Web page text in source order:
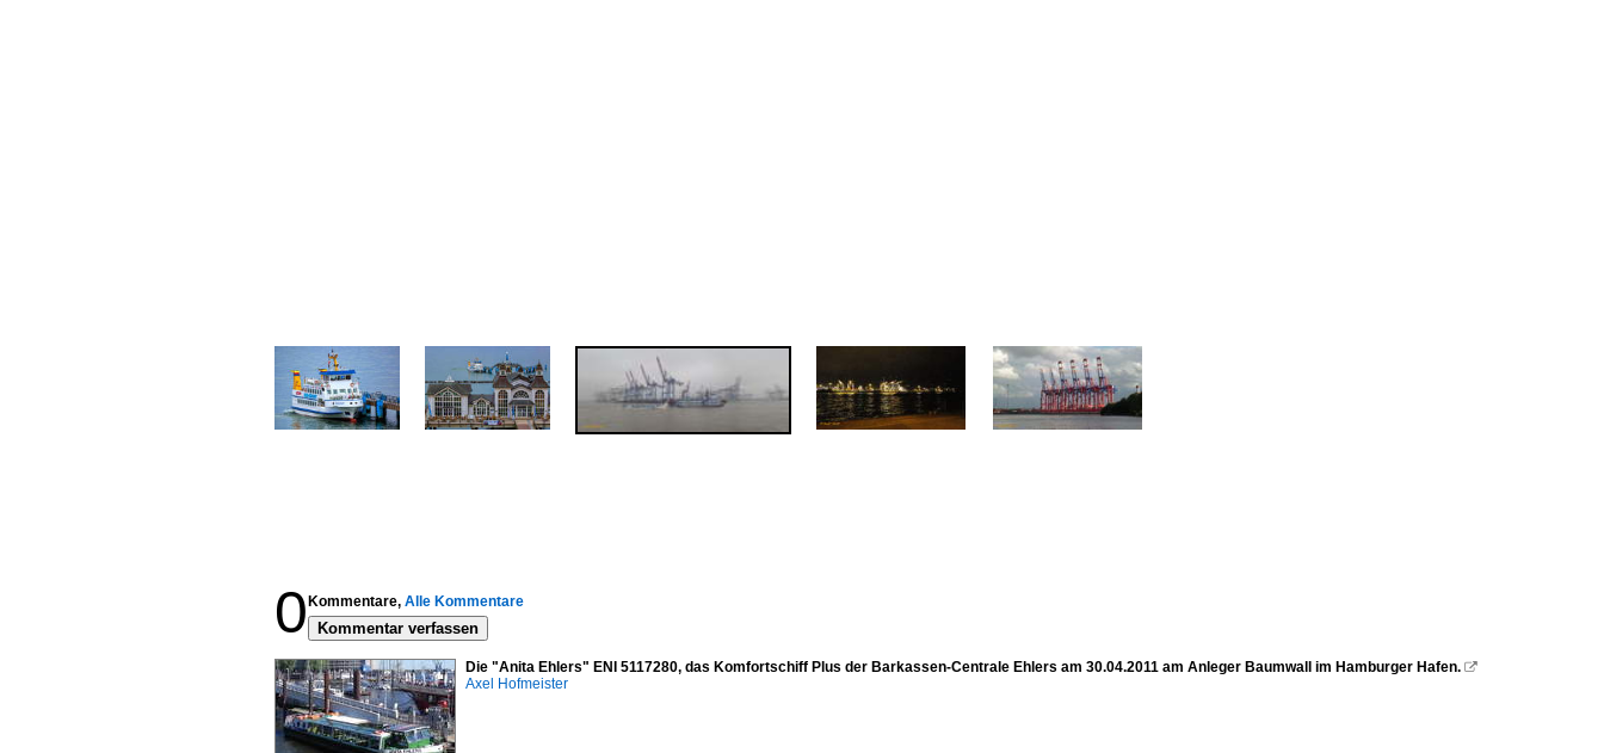
0 Kommentare, Alle Kommentare
Kommentar verfassen
Die "Anita Ehlers" ENI 5117280, das Komfortschiff Plus der Barkassen-Centrale Ehlers am 30.04.2011 am Anleger Baumwall im Hamburger Hafen. 
Axel Hofmeister